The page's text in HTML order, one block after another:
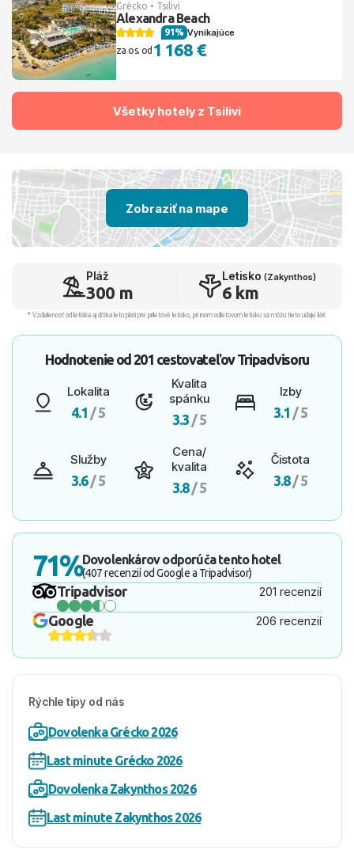
Grécko • Tsilivi
Alexandra Beach
Vynikajúce
91%
za os. od 1 168 €
Všetky hotely z Tsilivi
Zobraziť na mape
Pláž
300 m
Letisko (Zakynthos)
6 km
* Vzdialenosť od letiska aj dľžka letu platí pre príletové letisko, pri inom odletovom letisku sa môžu tieto údaje líšiť.
Hodnotenie od 201 cestovateľovTripadvisoru
Lokalita
4.1 / 5
Kvalita
spánku
3.3 / 5
Izby
3.1 / 5
Služby
3.6/ 5
Cena/
kvalita
3.8/ 5
Čistota
3.8/ 5
71%Dovolenkárov odporúča tento hotel
(407 recenzií od Google a Tripadvisor)
Tripadvisor 201 recenzií
Google 206 recenzií
Rýchle tipy od nás
Dovolenka Grécko 2026
Last minute Grécko 2026
Dovolenka Zakynthos 2026
Last minute Zakynthos 2026